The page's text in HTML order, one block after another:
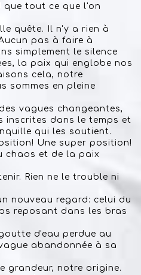
tout ce que l'on
quête. Il n'y a rien à
pas à faire à
simplement le silence
la paix qui englobe nos
cela, notre
sommes en pleine
vagues changeantes,
inscrites dans le temps et
qui les soutient.
Une super position!
chaos et de la paix
Rien ne le trouble ni
nouveau regard: celui du
reposant dans les bras
d'eau perdue au
abandonnée à sa
grandeur, notre origine.